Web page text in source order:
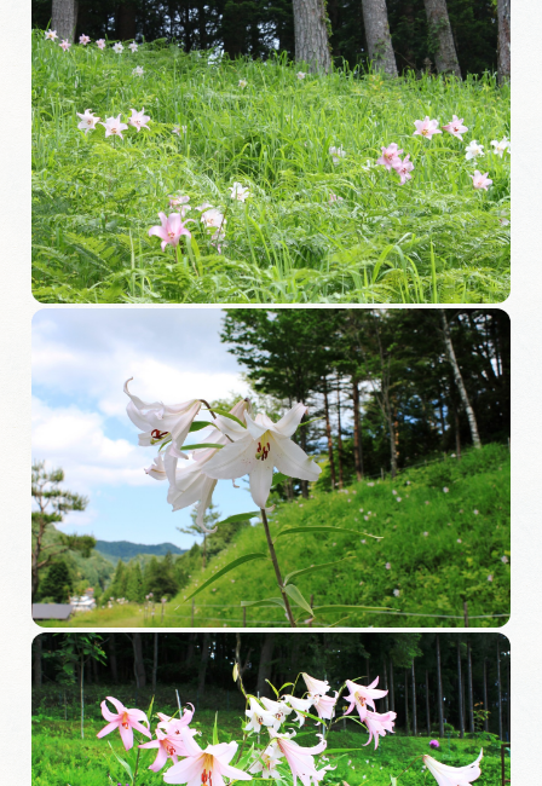
ぎふ旅レポーター記事
早わかり岐阜
買い物・お土産
体験予約サイト「ＶＩＳＩＴ岐阜県」
岐阜県アウトドア観光キャンペーン
岐阜県まるごと観光エリアガイド
岐阜県観光データベース
旅行会社・観光事業者の皆様へ
フォトライブラリー
動画ライブラリー
お問い合わせ